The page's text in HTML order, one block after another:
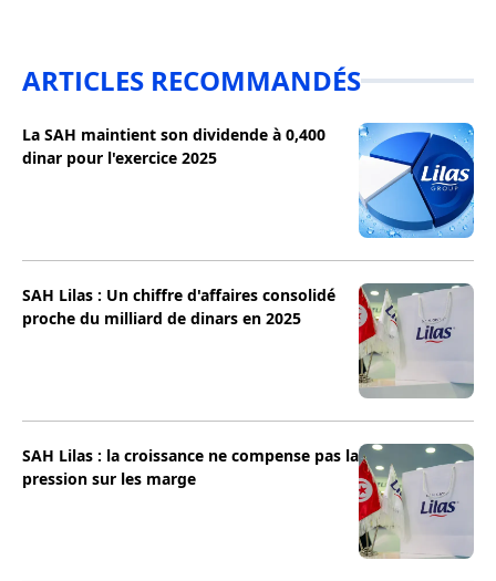
ARTICLES RECOMMANDÉS
La SAH maintient son dividende à 0,400
dinar pour l'exercice 2025
SAH Lilas : Un chiffre d'affaires consolidé
proche du milliard de dinars en 2025
SAH Lilas : la croissance ne compense pas la
pression sur les marge